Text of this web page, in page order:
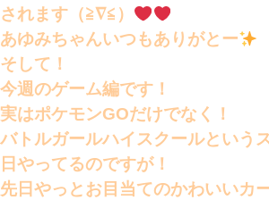
されます（≧∇≦）
あゆみちゃんいつもありがとー
そして！
今週のゲーム編です！
実はポケモンGOだけでなく！
バトルガールハイスクールという
日やってるのですが！
先日やっとお目当てのかわいいカ